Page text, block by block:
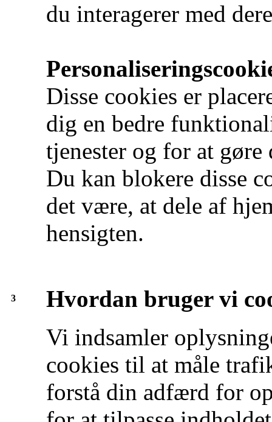
du interagerer med
Disse cookies er
dig en bedre
tjenester og for at
Du kan blokere disse
det være, at dele af
hensigten.
3
Hvordan bruger vi
Vi indsamler
cookies til at måle
forstå din adfærd for